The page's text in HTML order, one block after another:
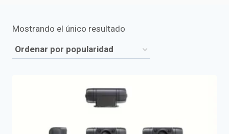
Mostrando el único resultado